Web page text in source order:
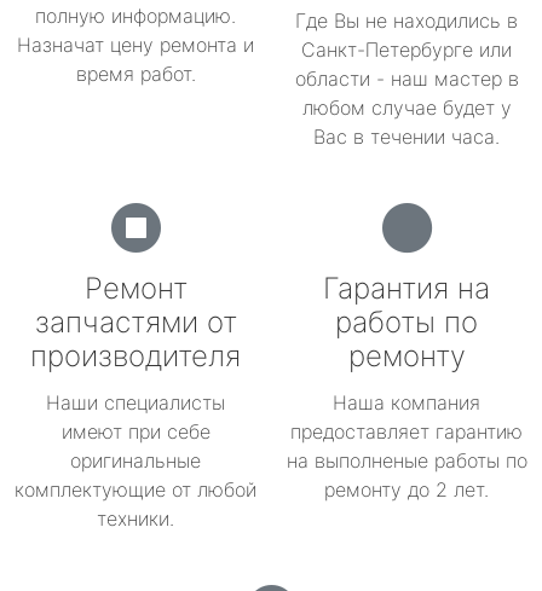
полную информацию.
Назначат цену ремонта и
время работ.
Где Вы не находились в
Санкт-Петербурге или
области - наш мастер в
любом случае будет у
Вас в течении часа.
Ремонт
запчастями от
производителя
Наши специалисты
имеют при себе
оригинальные
комплектующие от любой
техники.
Гарантия на
работы по
ремонту
Наша компания
предоставляет гарантию
на выполненые работы по
ремонту до 2 лет.